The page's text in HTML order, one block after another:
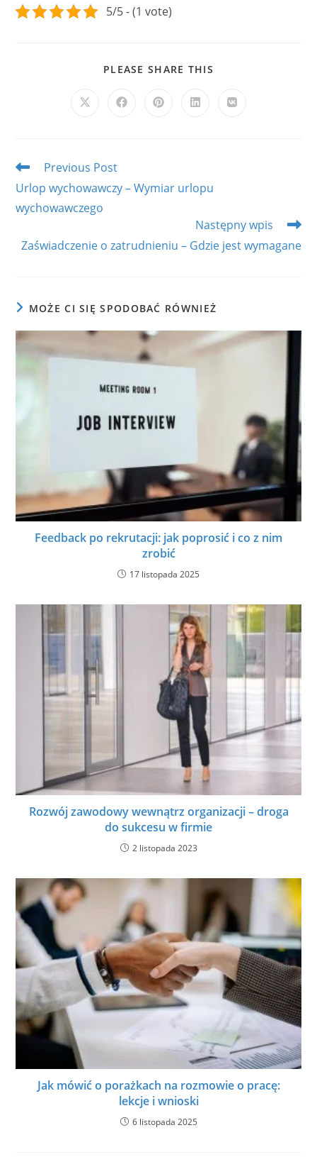
5/5 - (1 vote)
PLEASE SHARE THIS
Opens
Opens Opens Opens Opens
Read
more
articles
Previous Post
Urlop wychowawczy – Wymiar urlopu
wychowawczego
Następny wpis
Zaświadczenie o zatrudnieniu – Gdzie jest wymagane
MOŻE CI SIĘ SPODOBAĆ RÓWNIEŻ
Feedback po rekrutacji: jak poprosić i co z nim
zrobić
17 listopada 2025
Rozwój zawodowy wewnątrz organizacji – droga
do sukcesu w firmie
2 listopada 2023
Jak mówić o porażkach na rozmowie o pracę:
lekcje i wnioski
6 listopada 2025